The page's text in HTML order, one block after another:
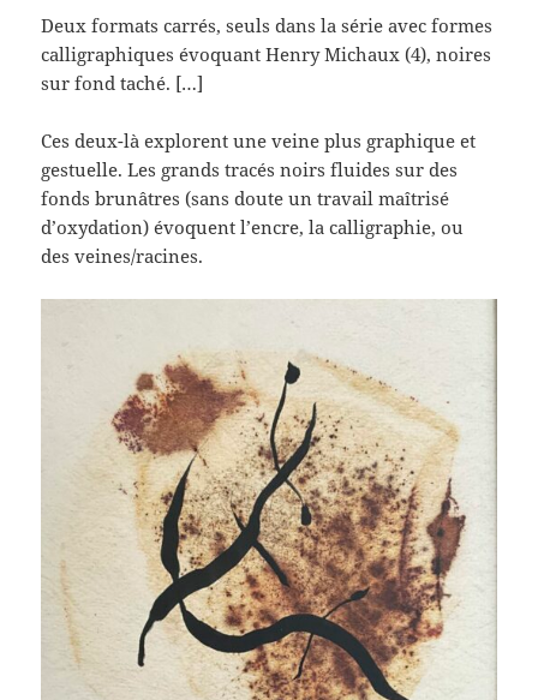
Deux formats carrés, seuls dans la série avec formes
calligraphiques évoquant Henry Michaux (4), noires
sur fond taché. […]
Ces deux-là explorent une veine plus graphique et
gestuelle. Les grands tracés noirs fluides sur des
fonds brunâtres (sans doute un travail maîtrisé
d’oxydation) évoquent l’encre, la calligraphie, ou
des veines/racines.